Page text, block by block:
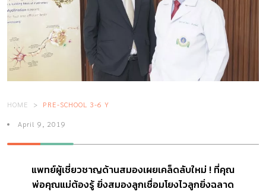
HOME PRE-SCHOOL 3-6 Y
April 9, 2019
แพทย์ผู้เชี่ยวชาญด้านสมองเผยเคล็ดลับใหม่ ! ที่คุณ
พ่อคุณแม่ต้องรู้ ยิ่งสมองลูกเชื่อมโยงไวลูกยิ่งฉลาด